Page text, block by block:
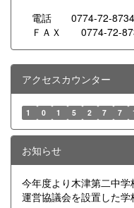
電話 0774-72-8734
ＦＡＸ 0774-72-
アクセスカウンター
1 0 1 5 2 7 7
お知らせ
今年度より木津第二中
運営協議会を設置した学